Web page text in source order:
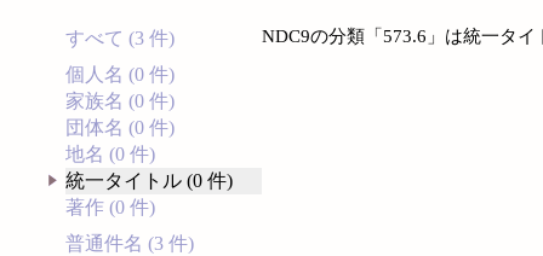
すべて (3 件)
個人名 (0 件)
家族名 (0 件)
団体名 (0 件)
地名 (0 件)
統一タイトル (0 件)
著作 (0 件)
普通件名 (3 件)
NDC9の分類「573.6」は統一タ